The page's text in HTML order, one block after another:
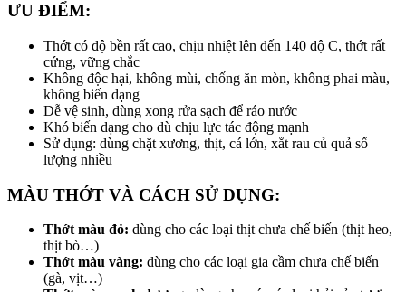
ƯU ĐIỂM:
Thớt có độ bền rất cao, chịu nhiệt lên đến 140 độ C, thớt rất
cứng, vững chắc
Không độc hại, không mùi, chống ăn mòn, không phai màu,
không biến dạng
Dễ vệ sinh, dùng xong rửa sạch để ráo nước
Khó biến dạng cho dù chịu lực tác động mạnh
Sử dụng: dùng chặt xương, thịt, cá lớn, xắt rau củ quả số
lượng nhiều
MÀU THỚT VÀ CÁCH SỬ DỤNG:
Thớt màu đỏ: dùng cho các loại thịt chưa chế biến (thịt heo,
thịt bò…)
Thớt màu vàng: dùng cho các loại gia cầm chưa chế biến
(gà, vịt…)